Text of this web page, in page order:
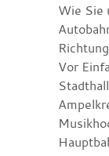
Wie Sie
Vor